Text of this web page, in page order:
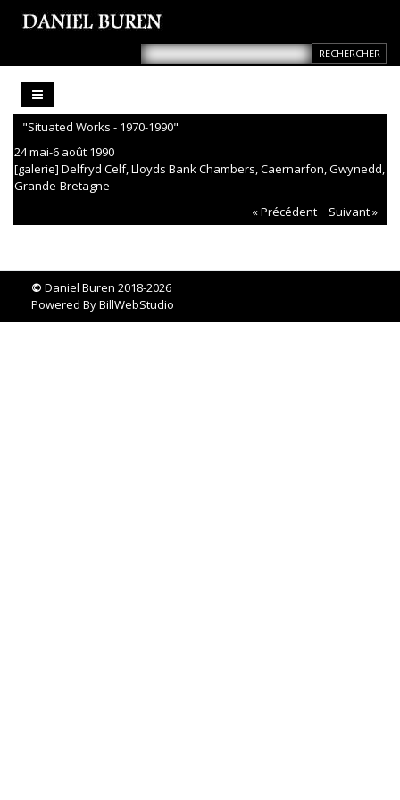
"Situated Works - 1970-1990"
24 mai-6 août 1990
[galerie] Delfryd Celf, Lloyds Bank Chambers, Caernarfon, Gwynedd,
Grande-Bretagne
« Précédent
Suivant »
© Daniel Buren 2018-2026
Powered ByBillWebStudio